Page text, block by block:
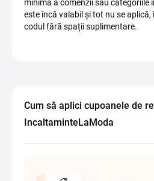
minimă a comenzii sau categoriile
este încă valabil și tot nu se
codul fără spații suplimentare.
Cum să aplici cupoanele de
IncaltaminteLaModa